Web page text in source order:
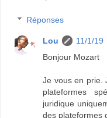
Réponses
Lou
11/1/19
Bonjour Mozart
Je vous en prie.
plateformes
juridique
des plateformes